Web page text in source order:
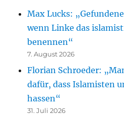
Max Lucks:
wenn Linke das
benennen“
7. August 2026
Florian Schroeder:
dafür, dass Islamisten
hassen“
31. Juli 2026